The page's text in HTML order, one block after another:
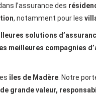
l’assurance des
, notamment pour les
solutions
meilleures compagnies
îles de Madère . Notre
grande valeur,